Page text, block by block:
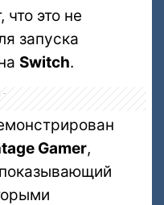
что это не
запуска
Switch.
-
Gamer,